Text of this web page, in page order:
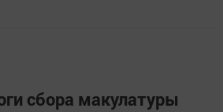
сбора макулатуры